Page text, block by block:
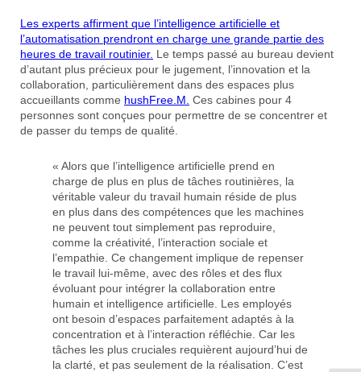
Les experts affirment que l’intelligence artificielle et
l’automatisation prendront en charge une grande partie des
heures de travail routinier. Le temps passé au bureau devient
d’autant plus précieux pour le jugement, l’innovation et la
collaboration, particulièrement dans des espaces plus
accueillants comme hushFree.M. Ces cabines pour 4
personnes sont conçues pour permettre de se concentrer et
de passer du temps de qualité.
« Alors que l’intelligence artificielle prend en
charge de plus en plus de tâches routinières, la
véritable valeur du travail humain réside de plus
en plus dans des compétences que les machines
ne peuvent tout simplement pas reproduire,
comme la créativité, l’interaction sociale et
l’empathie. Ce changement implique de repenser
le travail lui-même, avec des rôles et des flux
évoluant pour intégrer la collaboration entre
humain et intelligence artificielle. Les employés
ont besoin d’espaces parfaitement adaptés à la
concentration et à l’interaction réfléchie. Car les
tâches les plus cruciales requièrent aujourd’hui de
la clarté, et pas seulement de la réalisation. C’est